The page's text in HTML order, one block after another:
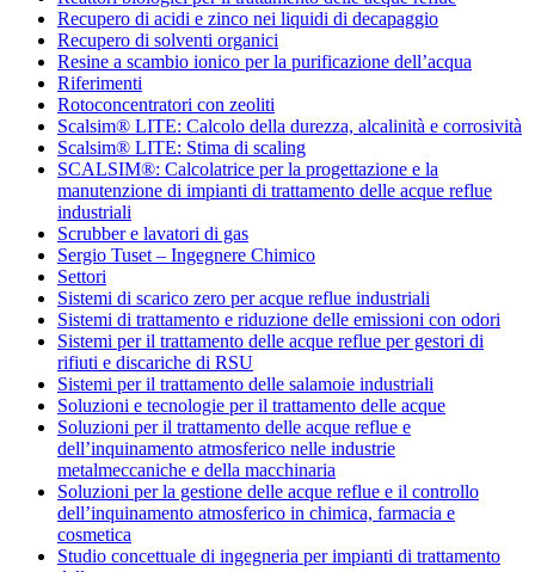
Recupero di acidi e zinco nei liquidi di decapaggio
Recupero di solventi organici
Resine a scambio ionico per la purificazione dell’acqua
Riferimenti
Rotoconcentratori con zeoliti
Scalsim® LITE: Calcolo della durezza, alcalinità e corrosività
Scalsim® LITE: Stima di scaling
SCALSIM®: Calcolatrice per la progettazione e la
manutenzione di impianti di trattamento delle acque reflue
industriali
Scrubber e lavatori di gas
Sergio Tuset – Ingegnere Chimico
Settori
Sistemi di scarico zero per acque reflue industriali
Sistemi di trattamento e riduzione delle emissioni con odori
Sistemi per il trattamento delle acque reflue per gestori di
rifiuti e discariche di RSU
Sistemi per il trattamento delle salamoie industriali
Soluzioni e tecnologie per il trattamento delle acque
Soluzioni per il trattamento delle acque reflue e
dell’inquinamento atmosferico nelle industrie
metalmeccaniche e della macchinaria
Soluzioni per la gestione delle acque reflue e il controllo
dell’inquinamento atmosferico in chimica, farmacia e
cosmetica
Studio concettuale di ingegneria per impianti di trattamento